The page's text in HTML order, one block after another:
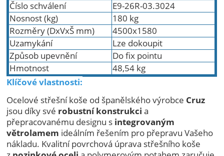
Číslo schválení
E9-26R-03.3024
Nosnost (kg)
180 kg
Rozměry (DxVxŠ mm)
4500x1580
Uzamykání
Lze dokoupit
Způsob upevnění
Do fix pointu
Hmotnost
48,54 kg
Klíčové vlastnosti:
Ocelové střešní koše od španělského výrobce Cruz
jsou díky své robustní konstrukci a
přepracovanému designu s integrovaným
větrolamem ideálním řešením pro přepravu Vašeho
nákladu. Kvalitní povrchová úprava střešního koše